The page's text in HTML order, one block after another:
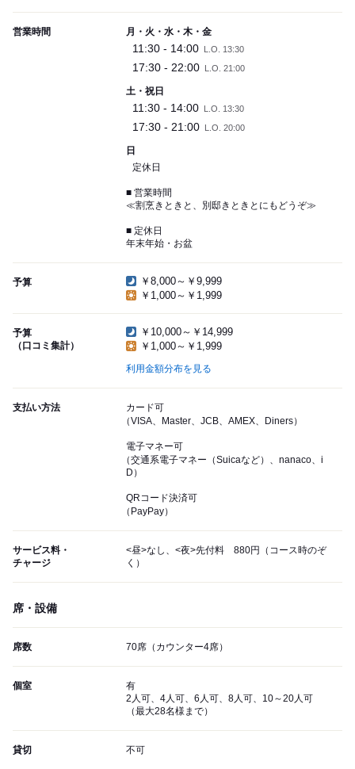
営業時間 月・火・水・木・金
11:30 - 14:00 L.O. 13:30
17:30 - 22:00 L.O. 21:00
土・祝日
11:30 - 14:00 L.O. 13:30
17:30 - 21:00 L.O. 20:00
日
定休日
■ 営業時間
≪割烹きときと、別邸きときとにもどうぞ≫
■ 定休日
年末年始・お盆
予算
￥8,000～￥9,999
￥1,000～￥1,999
予算
（口コミ集計）
￥10,000～￥14,999
￥1,000～￥1,999
利用金額分布を見る
支払い方法
カード可
（VISA、Master、JCB、AMEX、Diners）
電子マネー可
（交通系電子マネー（Suicaなど）、nanaco、i
D）
QRコード決済可
（PayPay）
サービス料・
チャージ
<昼>なし、<夜>先付料 880円（コース時のぞ
く）
席・設備
席数 70席（カウンター4席）
個室
有
2人可、4人可、6人可、8人可、10～20人可
（最大28名様まで）
貸切 不可